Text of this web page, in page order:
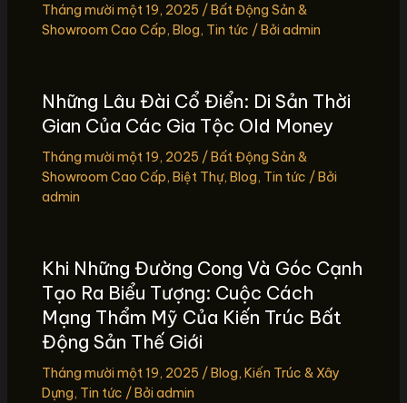
Tháng mười một 19, 2025 /Bất Động Sản &
Showroom Cao Cấp, Blog, Tin tức / Bởi admin
Những Lâu Đài Cổ Điển: Di Sản Thời
Gian Của Các Gia Tộc Old Money
Tháng mười một 19, 2025 /Bất Động Sản &
Showroom Cao Cấp, Biệt Thự, Blog, Tin tức / Bởi
admin
Khi Những Đường Cong Và Góc Cạnh
Tạo Ra Biểu Tượng: Cuộc Cách
Mạng Thẩm Mỹ Của Kiến Trúc Bất
Động Sản Thế Giới
Tháng mười một 19, 2025 /Blog, Kiến Trúc & Xây
Dựng, Tin tức / Bởi admin